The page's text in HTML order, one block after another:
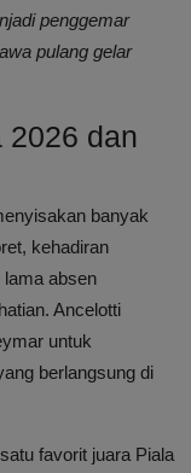
penggemar
pulang gelar
2026 dan
banyak
kehadiran
absen
Ancelotti
untuk
berlangsung di
favorit juara Piala